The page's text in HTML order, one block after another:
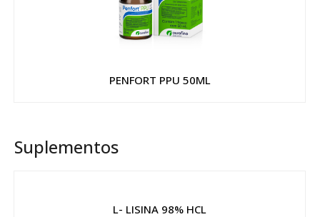
PENFORT PPU 50ML
Suplementos
L- LISINA 98% HCL